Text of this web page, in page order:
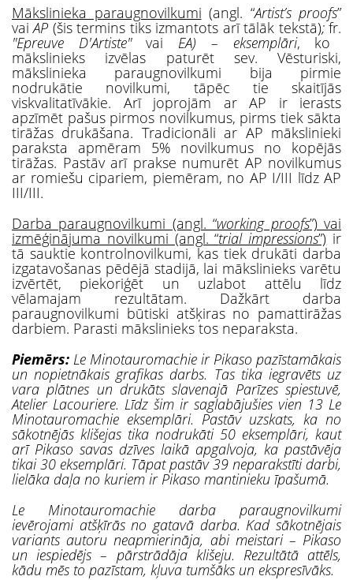
Mākslinieka paraugnovilkumi (angl. “Artist’s proofs”
vaiAP (šis termins tiks izmantots arī tālāk tekstā);fr.
"Epreuve D'Artiste"vai EA) – eksemplāri, ko
mākslinieks izvēlas paturēt sev. Vēsturiski,
mākslinieka paraugnovilkumi bija pirmie
nodrukātie novilkumi, tāpēc tie skaitījās
viskvalitatīvākie. Arī joprojām ar AP ir ierasts
apzīmēt pašus pirmos novilkumus, pirms tiek sākta
tirāžas drukāšana. Tradicionāli ar AP mākslinieki
paraksta apmēram 5% novilkumus no kopējās
tirāžas. Pastāv arī prakse numurēt AP novilkumus
ar romiešu cipariem, piemēram, no AP I/III līdz AP
III/III.
Darba paraugnovilkumi (angl. “working proofs”) vai
izmēģinājuma novilkumi (angl. “trial impressions”) ir
tā sauktie kontrolnovilkumi, kas tiek drukāti darba
izgatavošanas pēdējā stadijā, lai mākslinieks varētu
izvērtēt, piekoriģēt un uzlabot attēlu līdz
vēlamajam rezultātam. Dažkārt darba
paraugnovilkumi būtiski atšķiras no pamattirāžas
darbiem. Parasti mākslinieks tos neparaksta.
Piemērs: Le Minotauromachie ir Pikaso pazīstamākais
un nopietnākais grafikas darbs. Tas tika iegravēts uz
vara plātnes un drukāts slavenajā Parīzes spiestuvē,
Atelier Lacouriere. Līdz šim ir saglabājušies vien 13 Le
Minotauromachie eksemplāri. Pastāv uzskats, ka no
sākotnējās klišejas tika nodrukāti50 eksemplāri, kaut
arī Pikaso savas dzīves laikā apgalvoja, ka pastāvēja
tikai 30 eksemplāri. Tāpat pastāv 39 neparakstīti darbi,
lielāka daļa no kuriem ir Pikaso mantinieku īpašumā.
Le Minotauromachie darba paraugnovilkumi
ievērojami atšķīrās no gatavā darba. Kad sākotnējais
variants autoru neapmierināja, abi meistari – Pikaso
un iespiedējs – pārstrādāja klišeju. Rezultātā attēls,
kādu mēs to pazīstam, kļuva tumšāks un ekspresīvāks.